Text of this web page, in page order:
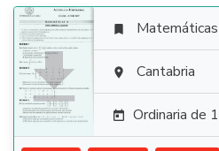


 Cantabria
 Ordinaria de